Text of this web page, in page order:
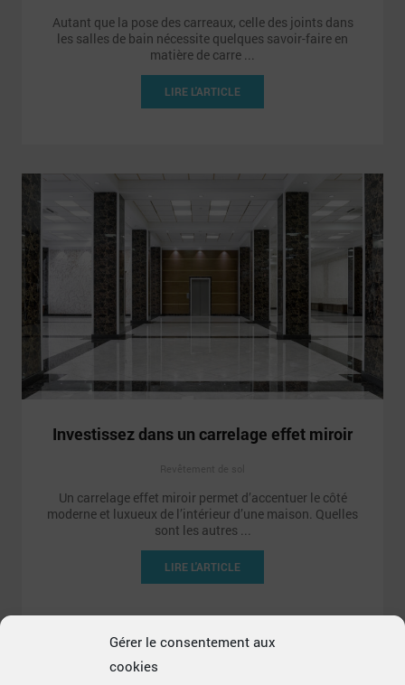
Gérer le consentement aux
cookies
Autant que la pose des carreaux, celle des joints dans
les salles de bain nécessite quelques savoir-faire en
matière de carre ...
LIRE L'ARTICLE
Investissez dans un carrelage effet miroir
Un carrelage effet miroir permet d’accentuer le côté
moderne et luxueux de l’intérieur d’une maison. Quelles
sont les autres ...
LIRE L'ARTICLE